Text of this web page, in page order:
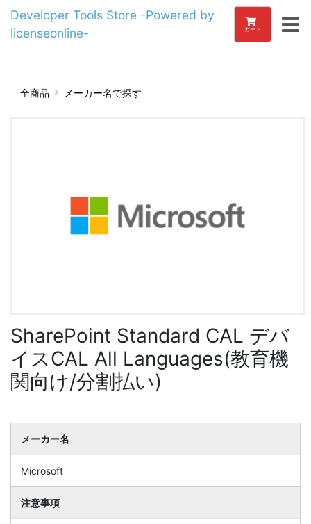
Developer Tools Store -Powered by
licenseonline-
カート
全商品 メーカー名で探す
SharePoint Standard CAL デバ
イスCAL All Languages(教育機
関向け/分割払い)
メーカー名
Microsoft
注意事項